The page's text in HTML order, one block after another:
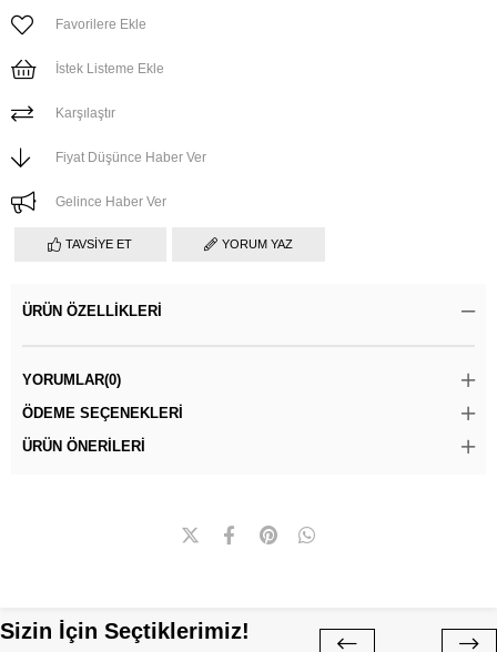
Favorilere Ekle
İstek Listeme Ekle
Karşılaştır
Fiyat Düşünce Haber Ver
Gelince Haber Ver
TAVSIYE ET YORUM YAZ
ÜRÜN ÖZELLIKLERI
YORUMLAR(0)
ÖDEME SEÇENEKLERI
ÜRÜN ÖNERILERI
Sizin İçin Seçtiklerimiz!